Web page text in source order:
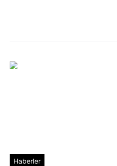
Haberler